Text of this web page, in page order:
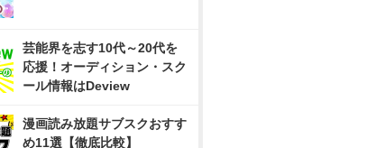
芸能界を志す10代～20代を
応援！オーディション・スク
ール情報はDeview
漫画読み放題サブスクおすす
め11選【徹底比較】